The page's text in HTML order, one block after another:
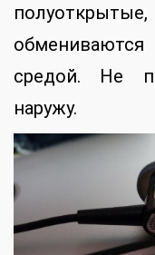
средой. Не
наружу.